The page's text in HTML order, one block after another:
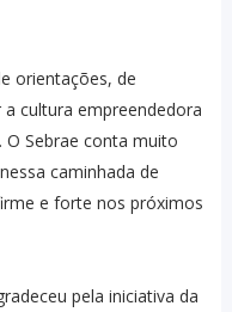
orientações, de
cultura empreendedora
Sebrae conta muito
caminhada de
e forte nos próximos
pela iniciativa da